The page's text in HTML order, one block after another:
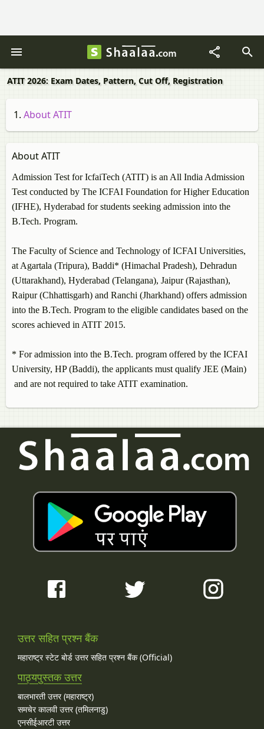
ATIT 2026: Exam Dates, Pattern, Cut Off, Registration
About ATIT
About ATIT
Admission Test for IcfaiTech (ATIT) is an All India Admission
Test conducted by The ICFAI Foundation for Higher Education
(IFHE), Hyderabad for students seeking admission into the
B.Tech. Program.
The Faculty of Science and Technology of ICFAI Universities,
at Agartala (Tripura), Baddi* (Himachal Pradesh), Dehradun
(Uttarakhand), Hyderabad (Telangana), Jaipur (Rajasthan),
Raipur (Chhattisgarh) and Ranchi (Jharkhand) offers admission
into the B.Tech. Program to the eligible candidates based on the
scores achieved in ATIT 2015.
* For admission into the B.Tech. program offered by the ICFAI
University, HP (Baddi), the applicants must qualify JEE (Main)
and are not required to take ATIT examination.
उत्तर सहित प्रश्न बैंक
महाराष्ट्र स्टेट बोर्ड उत्तर सहित प्रश्न बैंक (Official)
पाठ्यपुस्तक उत्तर
बालभारती उत्तर (महाराष्ट्र)
समचेर कालवी उत्तर (तमिलनाडु)
एनसीईआरटी उत्तर